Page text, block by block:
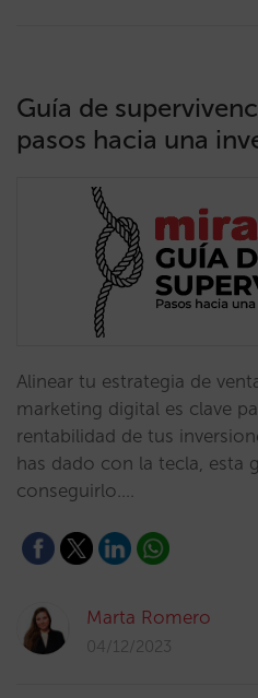
Guía de
pasos hacia una
Alinear tu estrategia de
marketing digital es clave
rentabilidad de tus
has dado con la tecla, esta
conseguirlo.…
Marta Romero
04/12/2023